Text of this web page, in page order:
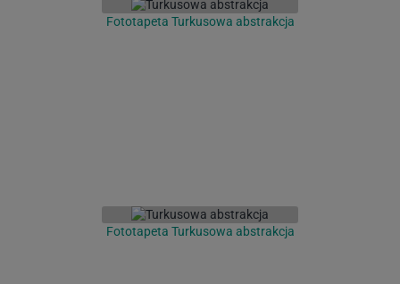
Fototapeta Turkusowa abstrakcja
Fototapeta Turkusowa abstrakcja